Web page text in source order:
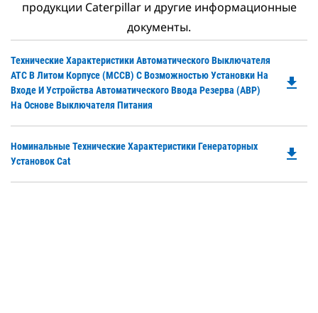
продукции Caterpillar и другие информационные
документы.
Технические Характеристики Автоматического Выключателя
ATC В Литом Корпусе (MCCB) С Возможностью Установки На
Входе И Устройства Автоматического Ввода Резерва (АВР)
На Основе Выключателя Питания
file_download
Номинальные Технические Характеристики Генераторных
Установок Cat
file_download